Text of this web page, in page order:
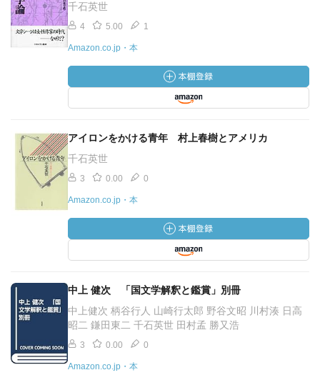
千石英世
4 5.00 1
Amazon.co.jp・本
アイロンをかける青年 村上春樹とアメリカ
千石英世
3 0.00 0
Amazon.co.jp・本
中上 健次 「国文学解釈と鑑賞」別冊
中上健次 柄谷行人 山崎行太郎 野谷文昭 川村湊 日高
昭二 鎌田東二 千石英世 田村孟 勝又浩
3 0.00 0
Amazon.co.jp・本